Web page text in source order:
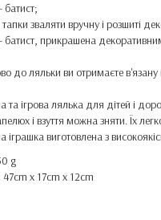
батист;
зваляти вручну і розшиті
батист, прикрашена
до ляльки ви отримаєте в'язану
та ігрова лялька для дітей і
і взуття можна зняти. Їх
іграшка виготовлена ​​з
g
47cm x 17cm x 12cm